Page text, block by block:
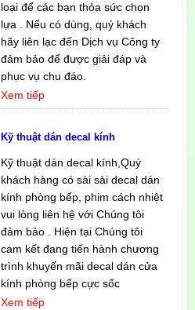
loại để các bạn thỏa sức chọn
lựa . Nếu có dùng, quý khách
hãy liên lạc đến Dịch vụ Công ty
đảm bảo để được giải đáp và
phục vụ chu đáo.
Xem tiếp
Kỹ thuật dán decal kính
Kỹ thuật dán decal kính,Quý
khách hàng có sài sài decal dán
kính phòng bếp, phim cách nhiệt
vui lòng liên hệ với Chúng tôi
đảm bảo . Hiện tại Chúng tôi
cam kết đang tiến hành chương
trình khuyến mãi decal dán cửa
kính phòng bếp cực sốc
Xem tiếp